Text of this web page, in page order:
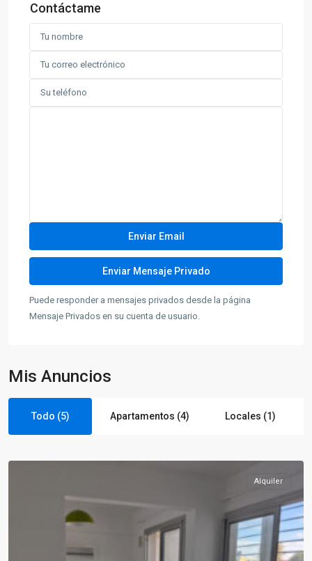
Contáctame
Puede responder a mensajes privados desde la página
Mensaje Privados en su cuenta de usuario.
Mis Anuncios
Todo (5) Apartamentos (4) Locales (1)
Alquiler